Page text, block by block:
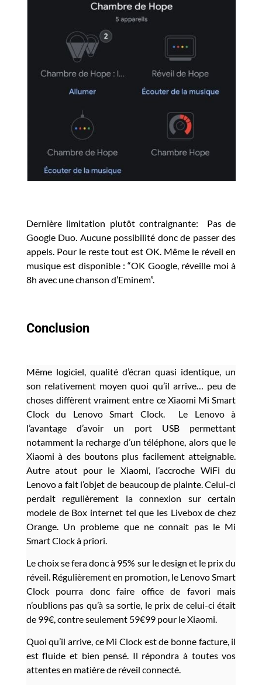
Dernière limitation plutôt contraignante: Pas de
Google Duo. Aucune possibilité donc de passer des
appels. Pour le reste tout est OK. Même le réveil en
musique est disponible : “OK Google, réveille moi à
8h avec une chanson d’Eminem”.
Conclusion
Même logiciel, qualité d’écran quasi identique, un
son relativement moyen quoi qu’il arrive… peu de
choses diffèrent vraiment entre ce Xiaomi Mi Smart
Clock du Lenovo Smart Clock. Le Lenovo à
l’avantage d’avoir un port USB permettant
notamment la recharge d’un téléphone, alors que le
Xiaomi à des boutons plus facilement atteignable.
Autre atout pour le Xiaomi, l’accroche WiFi du
Lenovo a fait l’objet de beaucoup de plainte. Celui-ci
perdait regulièrement la connexion sur certain
modele de Box internet tel que les Livebox de chez
Orange. Un probleme que ne connait pas le Mi
Smart Clock à priori.
Le choix se fera donc à 95% sur le design et le prix du
réveil. Régulièrement en promotion, le Lenovo Smart
Clock pourra donc faire office de favori mais
n’oublions pas qu’à sa sortie, le prix de celui-ci était
de 99€, contre seulement 59€99 pour le Xiaomi.
Quoi qu’il arrive, ce Mi Clock est de bonne facture, il
est fluide et bien pensé. Il répondra à toutes vos
attentes en matière de réveil connecté.